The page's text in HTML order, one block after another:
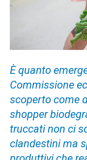
È quanto
Commissione
scoperto come
shopper
truccati non ci
clandestini ma